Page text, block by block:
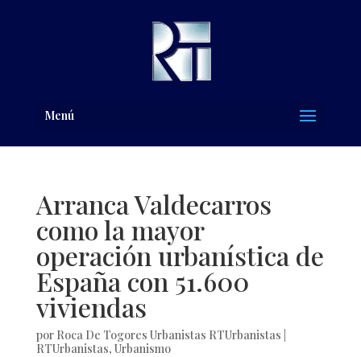
Menú
Arranca Valdecarros
como la mayor
operación urbanística de
España con 51.600
viviendas
por Roca De Togores Urbanistas RTUrbanistas
RTUrbanistas, Urbanismo